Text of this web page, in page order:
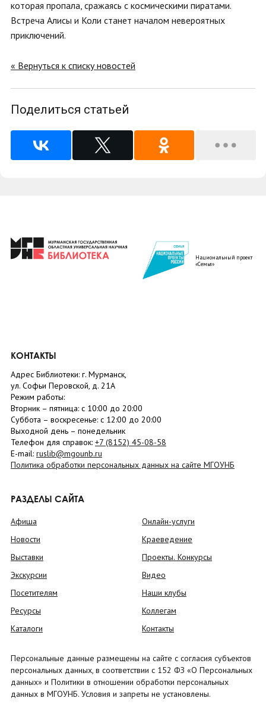
которая пропала, сражаясь с космическими пиратами.
Встреча Алисы и Коли станет началом невероятных
приключений.
« Вернуться к списку новостей
Поделиться статьей
Национальный проект
«Семья»
КОНТАКТЫ
Адрес Библиотеки: г. Мурманск,
ул. Софьи Перовской, д. 21А
Режим работы:
Вторник – пятница: с 10:00 до 20:00
Суббота – воскресенье: c 12:00 до 20:00
Выходной день – понедельник
Телефон для справок: +7 (8152) 45-08-58
E-mail: ruslib@mgounb.ru
Политика обработки персональных данных на сайте МГОУНБ
РАЗДЕЛЫ САЙТА
Афиша
Новости
Выставки
Экскурсии
Посетителям
Ресурсы
Каталоги
Онлайн-услуги
Краеведение
Проекты. Конкурсы
Видео
Наши клубы
Коллегам
Контакты
Персональные данные размещены на сайте с согласия субъектов
персональных данных, в соответствии с 152 ФЗ «О Персональных
данных» и Политики в отношении обработки персональных
данных в МГОУНБ. Условия и запреты не установлены.